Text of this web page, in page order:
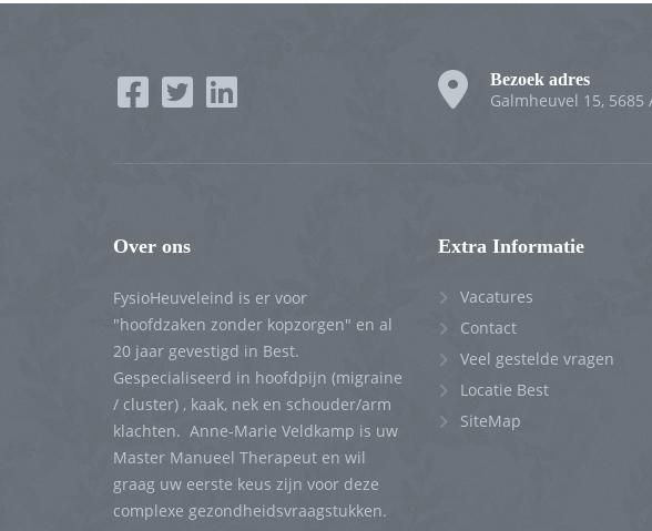
Bezoek adres
Galmheuvel 15, 5685
Over ons
FysioHeuveleind is er voor
"hoofdzaken zonder kopzorgen" en al
20 jaar gevestigd in Best.
Gespecialiseerd in hoofdpijn (migraine
/ cluster) , kaak, nek en schouder/arm
klachten. Anne-Marie Veldkamp is uw
Master Manueel Therapeut en wil
graag uw eerste keus zijn voor deze
complexe gezondheidsvraagstukken.
Extra Informatie
Vacatures
Contact
Veel gestelde vragen
Locatie Best
SiteMap